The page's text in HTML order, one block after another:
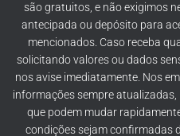
são gratuitos, e não exigimos
antecipada ou depósito para
mencionados. Caso receba
solicitando valores ou dados
nos avise imediatamente. Nos
informações sempre
que podem mudar
condições sejam confirmadas